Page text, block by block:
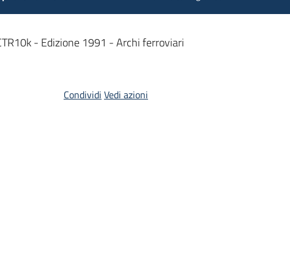
- Edizione 1991 - Archi ferroviari
Condividi Vedi azioni